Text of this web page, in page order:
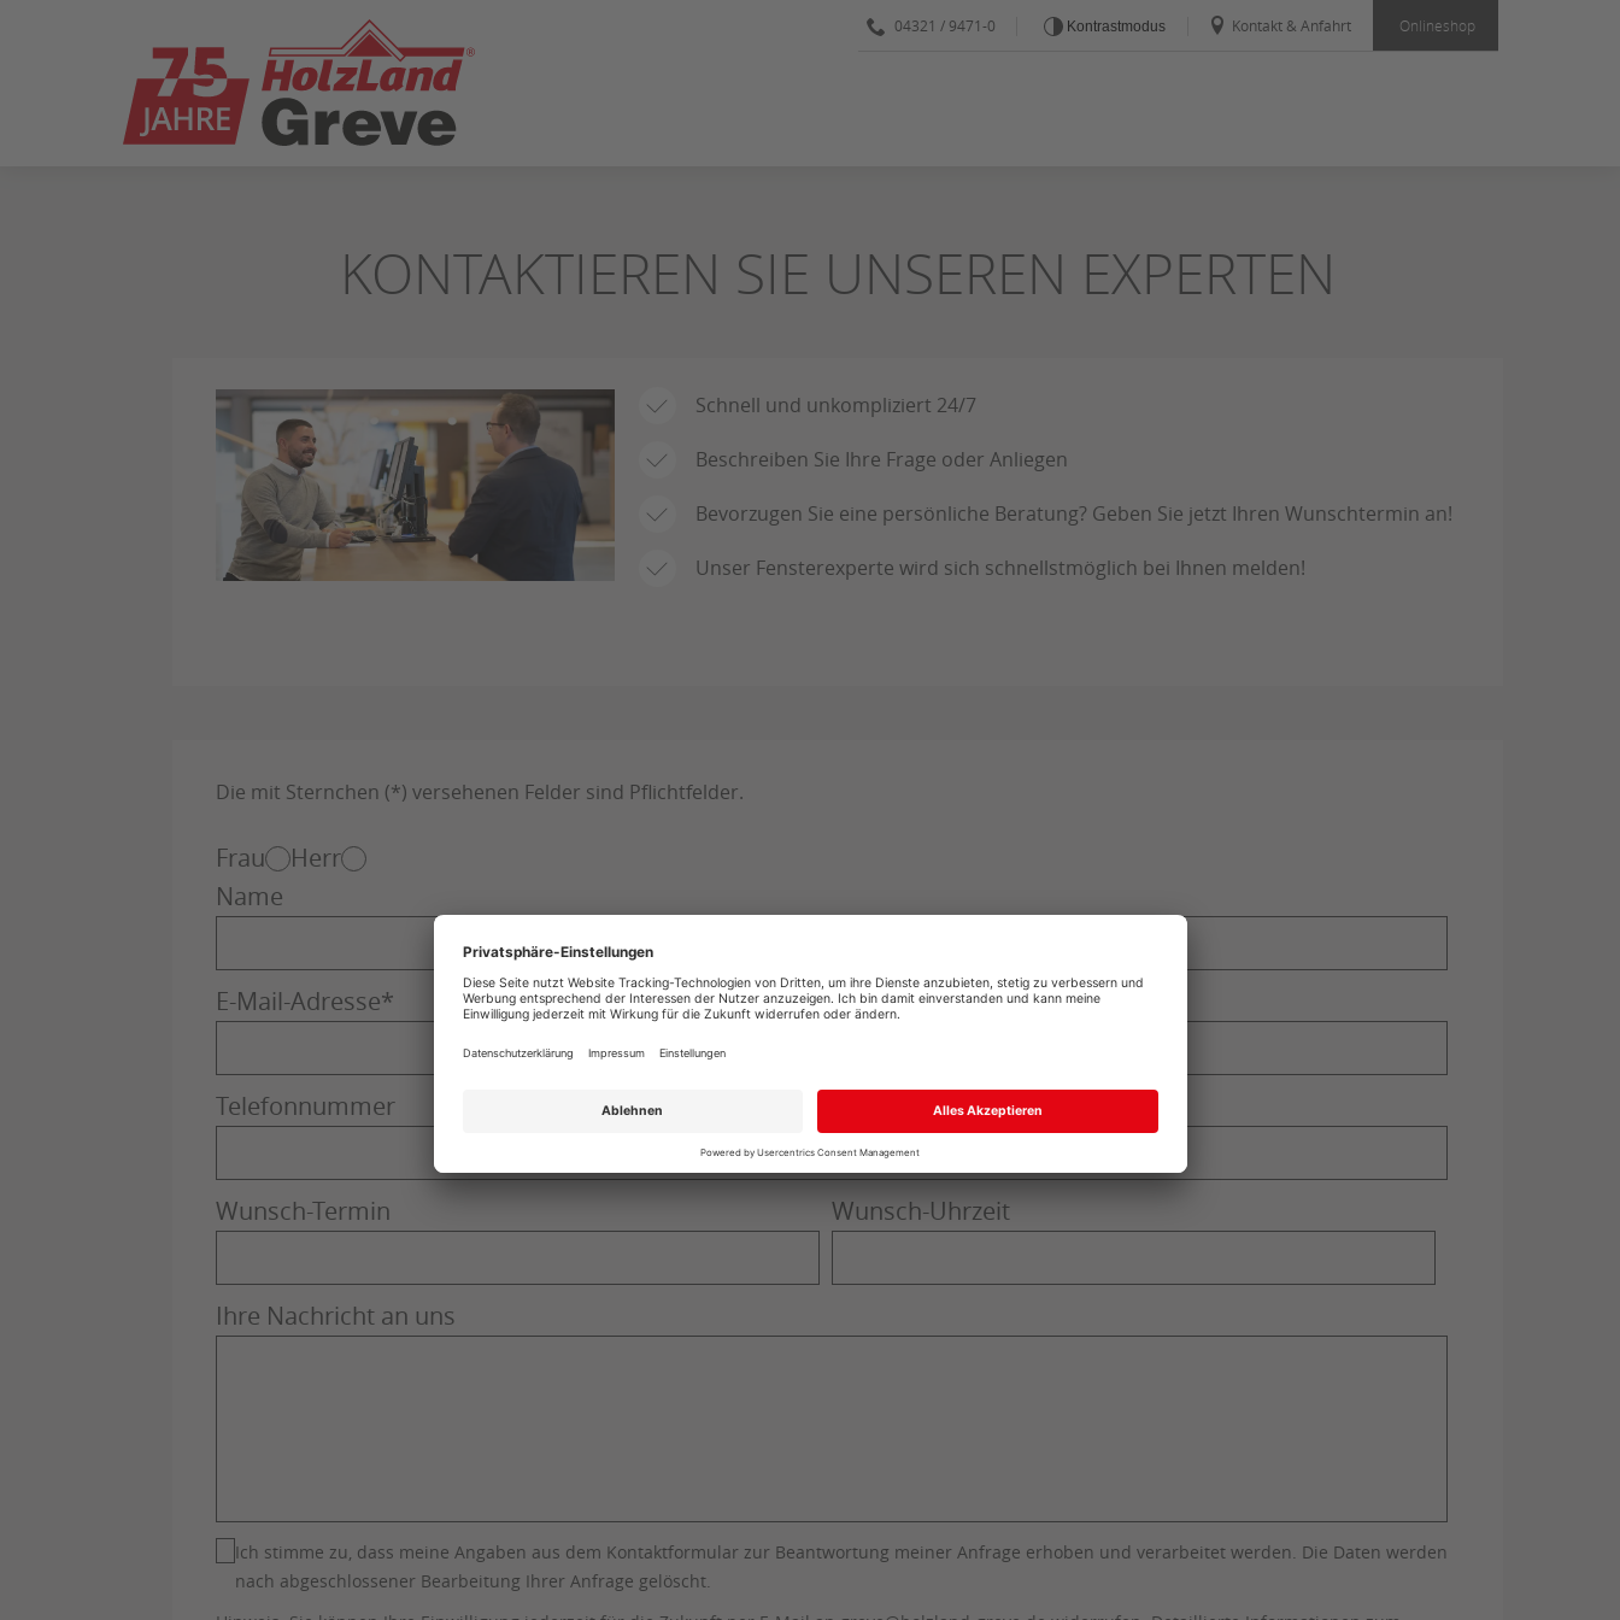
SEITENINHALT
04321 / 9471-0 Kontrastmodus Kontakt & Anfahrt Onlineshop
KONTAKTIEREN SIE UNSEREN EXPERTEN
Schnell und unkompliziert 24/7
Beschreiben Sie Ihre Frage oder Anliegen
Bevorzugen Sie eine persönliche Beratung? Geben Sie jetzt Ihren Wunschtermin an!
Unser Fensterexperte wird sich schnellstmöglich bei Ihnen melden!
Die mit Sternchen (*) versehenen Felder sind Pflichtfelder.
Frau
Herr
Name
E-Mail-Adresse*
Telefonnummer
Wunsch-Termin Wunsch-Uhrzeit
Ihre Nachricht an uns
Ich stimme zu, dass meine Angaben aus dem Kontaktformular zur Beantwortung meiner Anfrage erhoben und verarbeitet werden. Die Daten werden
nach abgeschlossener Bearbeitung Ihrer Anfrage gelöscht.